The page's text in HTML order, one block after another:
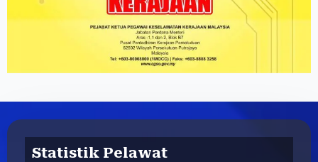
Statistik Pelawat